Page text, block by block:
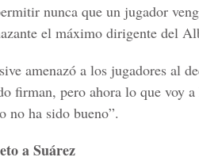
nunca que un jugador
el máximo dirigente del
amenazó a los jugadores al
firman, pero ahora lo que voy
no ha sido bueno”.
a Suárez